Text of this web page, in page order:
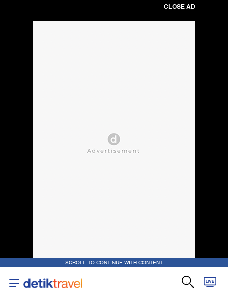
CLOSE AD
SCROLL TO CONTINUE WITH CONTENT